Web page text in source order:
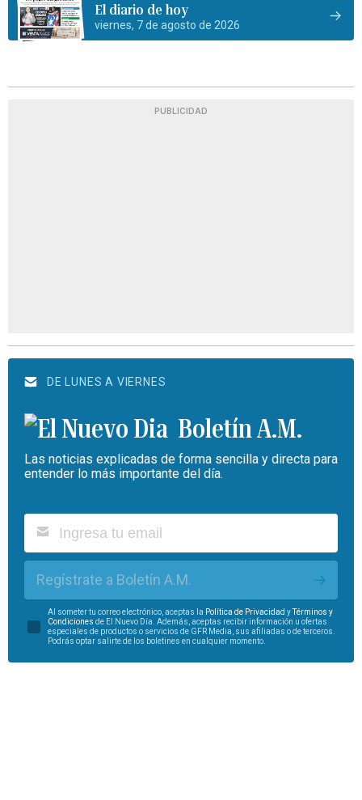
El diario de hoy
viernes, 7 de agosto de 2026
PUBLICIDAD
DE LUNES A VIERNES
Boletín A.M.
Las noticias explicadas de forma sencilla y directa para
entender lo más importante del día.
Regístrate a Boletín A.M.
Al someter tu correo electrónico, aceptas la Política de Privacidad yTérminos y
Condiciones de El Nuevo Día. Además, aceptas recibir información u ofertas
especiales de productos o servicios de GFR Media, sus afiliadas o de terceros.
Podrás optar salirte de los boletines en cualquier momento.